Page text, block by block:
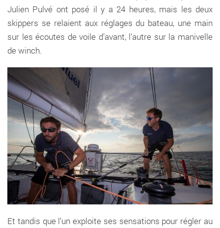
Julien Pulvé ont posé il y a 24 heures, mais les deux
skippers se relaient aux réglages du bateau, une main
sur les écoutes de voile d’avant, l’autre sur la manivelle
de winch.
Et tandis que l’un exploite ses sensations pour régler au